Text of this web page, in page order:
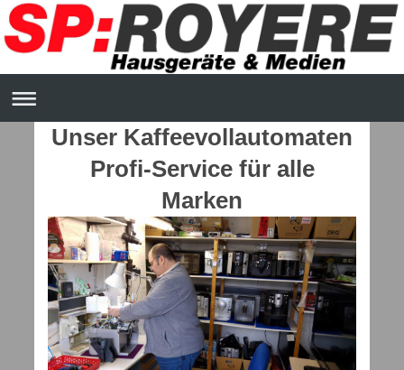
Unser Kaffeevollautomaten
Profi-Service für alle
Marken